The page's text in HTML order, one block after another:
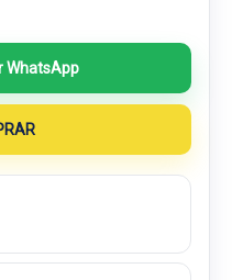
WhatsApp